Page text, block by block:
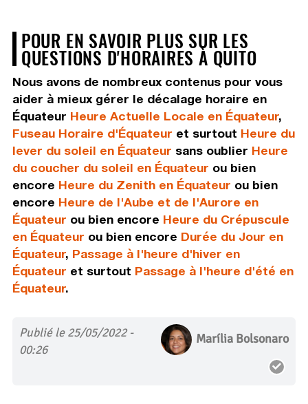
POUR EN SAVOIR PLUS SUR LES
QUESTIONS D'HORAIRES À QUITO
Nous avons de nombreux contenus pour vous
aider à mieux gérer le décalage horaire en
Équateur Heure Actuelle Locale en Équateur,
Fuseau Horaire d'Équateur et surtout Heure du
lever du soleil en Équateur sans oublier Heure
du coucher du soleil en Équateur ou bien
encore Heure du Zenith en Équateur ou bien
encore Heure de l'Aube et de l'Aurore en
Équateur ou bien encore Heure du Crépuscule
en Équateur ou bien encore Durée du Jour en
Équateur, Passage à l'heure d'hiver en
Équateur et surtout Passage à l'heure d'été en
Équateur.
Publié le 25/05/2022 -
00:26
Marília Bolsonaro